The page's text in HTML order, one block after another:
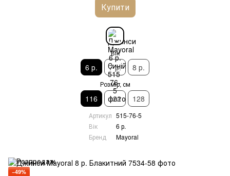
Купити
Вік
6 р. 7 р. 8 р.
Розмір, см
116 122 128
Артикул 515-76-5
Вік
6 р.
Бренд
Mayoral
−49%